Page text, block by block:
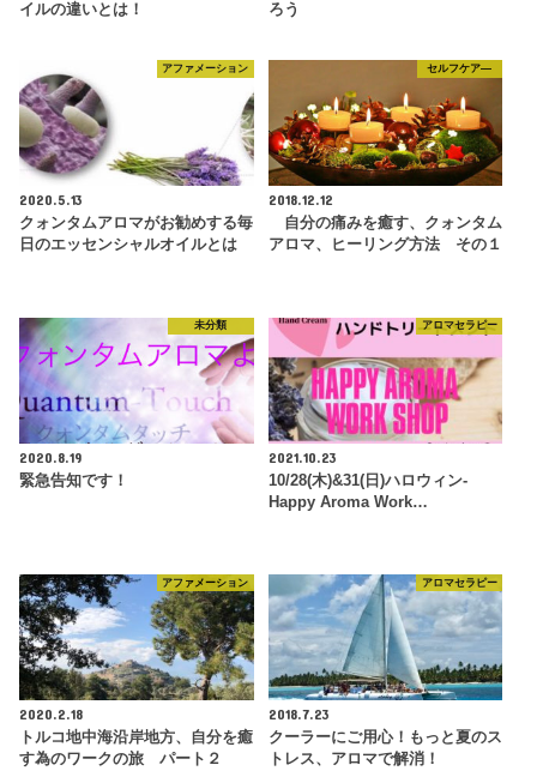
イルの違いとは！
ろう
アファメーション
2020.5.13
クォンタムアロマがお勧めする毎
日のエッセンシャルオイルとは
セルフケア―
2018.12.12
自分の痛みを癒す、クォンタム
アロマ、ヒーリング方法 その１
未分類
2020.8.19
緊急告知です！
アロマセラピー
2021.10.23
10/28(木)&31(日)ハロウィン-
Happy Aroma Work…
アファメーション
2020.2.18
トルコ地中海沿岸地方、自分を癒
す為のワークの旅 パート２
アロマセラピー
2018.7.23
クーラーにご用心！もっと夏のス
トレス、アロマで解消！